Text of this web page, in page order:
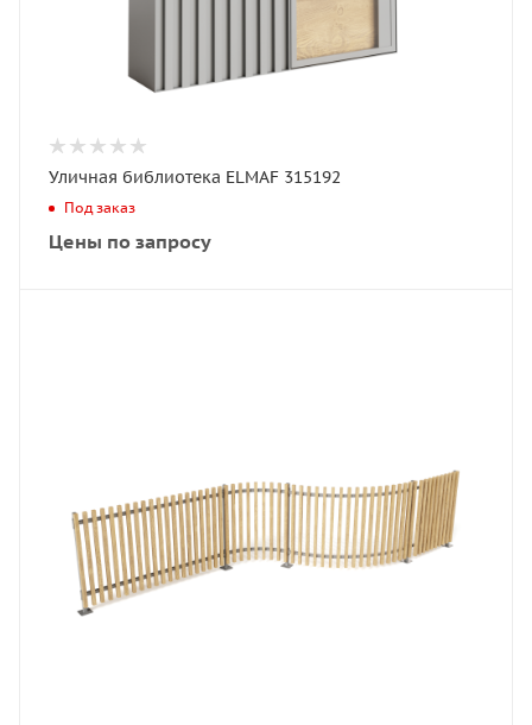
Уличная библиотека ELMAF 315192
Под заказ
Цены по запросу